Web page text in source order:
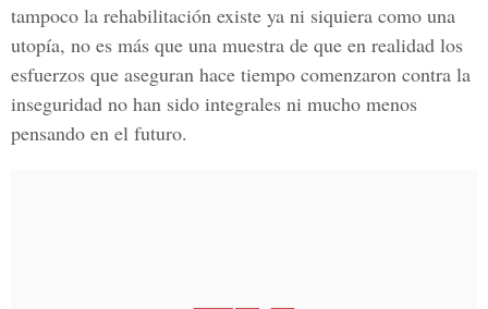
tampoco la rehabilitación existe ya ni siquiera como una
utopía, no es más que una muestra de que en realidad los
esfuerzos que aseguran hace tiempo comenzaron contra la
inseguridad no han sido integrales ni mucho menos
pensando en el futuro.